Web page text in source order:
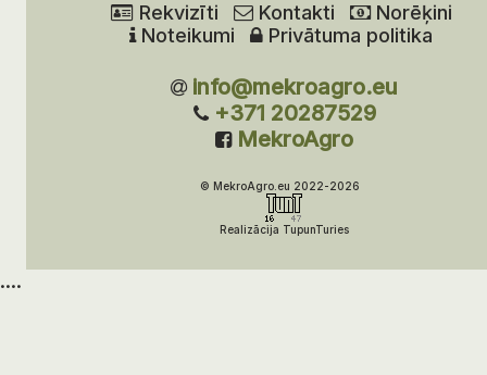
Rekvizīti Kontakti
Norēķini
Noteikumi
Privātuma politika
info@mekroagro.eu
+371 20287529
MekroAgro
© MekroAgro.eu 2022-2026
Realizācija TupunTuries
....